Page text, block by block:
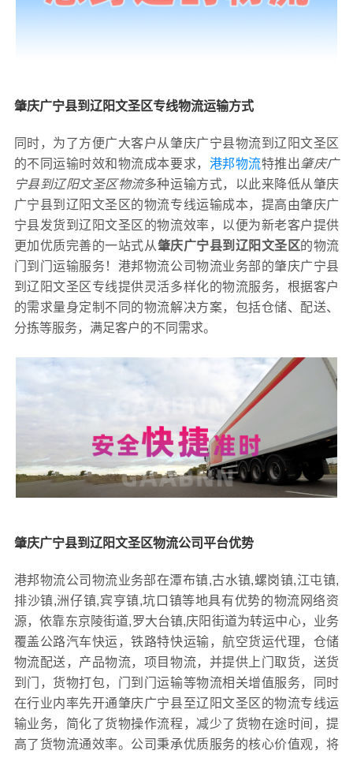
肇庆广宁县到辽阳文圣区专线物流运输方式
同时，为了方便广大客户从肇庆广宁县物流到辽阳文圣区
的不同运输时效和物流成本要求， 港邦物流特推出肇庆广
宁县到辽阳文圣区物流多种运输方式，以此来降低从肇庆
广宁县到辽阳文圣区的物流专线运输成本，提高由肇庆广
宁县发货到辽阳文圣区的物流效率，以便为新老客户提供
更加优质完善的一站式从肇庆广宁县到辽阳文圣区的物流
门到门运输服务！港邦物流公司物流业务部的肇庆广宁县
到辽阳文圣区专线提供灵活多样化的物流服务，根据客户
的需求量身定制不同的物流解决方案，包括仓储、配送、
分拣等服务，满足客户的不同需求。
肇庆广宁县到辽阳文圣区物流公司平台优势
港邦物流公司物流业务部在潭布镇,古水镇,螺岗镇,江屯镇,
排沙镇,洲仔镇,宾亨镇,坑口镇等地具有优势的物流网络资
源，依靠东京陵街道,罗大台镇,庆阳街道为转运中心，业务
覆盖公路汽车快运，铁路特快运输，航空货运代理，仓储
物流配送，产品物流，项目物流，并提供上门取货，送货
到门，货物打包，门到门运输等物流相关增值服务，同时
在行业内率先开通肇庆广宁县至辽阳文圣区的物流专线运
输业务，简化了货物操作流程，减少了货物在途时间，提
高了货物流通效率。公司秉承优质服务的核心价值观，将